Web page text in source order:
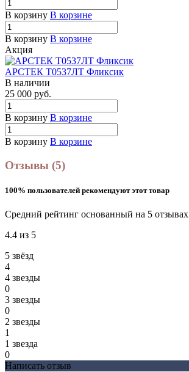
В корзину В корзине
В корзину В корзине
Акция
АРСТЕК Т0537ЛТ Фликсик
В наличии
25 000 руб.
В корзину В корзине
В корзину В корзине
Отзывы (5)
100% пользователей рекомендуют этот товар
Средний рейтинг основанный на 5 отзывах
4.4 из 5
5 звёзд
4
4 звeзды
0
3 звeзды
0
2 звeзды
1
1 звeзда
0
Написать отзыв